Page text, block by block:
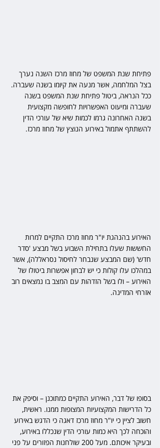
פתיחת שנת המשפט של מחוז מרכז השנה נערך
בצל המלחמה, אשר מנעה את קיומו בשנה שעברה.
ככל הנראה, ביטול פתיחת שנת המשפט בשנה
שעברה ומיעוט האפשרויות לחופשה מקצועית
בשנה האחרונה גרמו לכמות שיא של עורכי הדין
להשתתף אתמול באירוע הנוצץ של מחוז מרכז.
האירוע בהנהגת יו"ר מחוז מרכז התקיים למרות
החששות שעלו בתחילת השבוע בשל מבצע 'סדר
חדש' (שם המבצע שנבחר לחיסול נסראללה), אשר
במהלכו עלו קולות כי יש לבחון אפשרות ביטולו של
האירוע – ולו בשל הזדהות עם המצב בו נמצאים רוב
אזרחי המדינה.
בסופו של דבר, האירוע התקיים כמתוכנן – וסיפק את
כל הדרישות המקצועיות המצופות ממנו. ראשית,
חשוב לציין כי יו"ר מחוז מרכז דאגה כי הדגש באירוע
והוכחה לכך היא כמות עורכי הדין שנכללו באירוע,
ובעיקר איכותם. מעל 200 שולחנות הפזורים על פני